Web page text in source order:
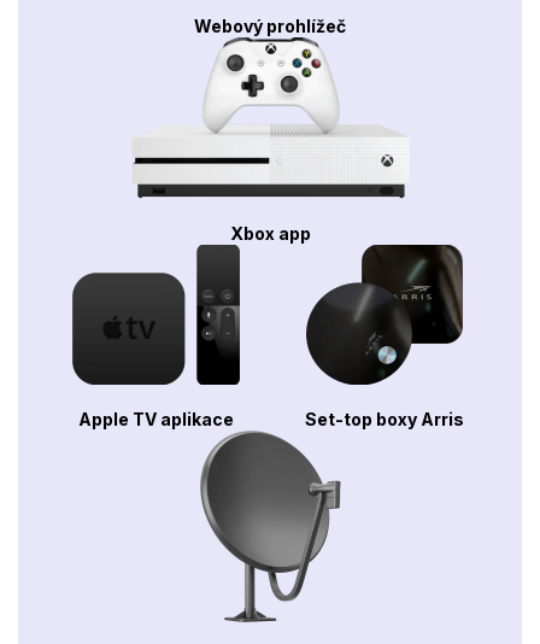
Webový prohlížeč
Xbox app
Apple TV aplikace Set-top boxy Arris